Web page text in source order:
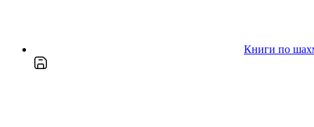
Книги по